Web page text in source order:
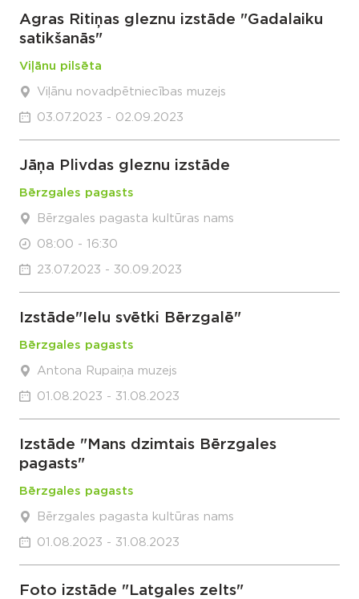
Agras Ritiņas gleznu izstāde "Gadalaiku
satikšanās"
Viļānu pilsēta
Viļānu novadpētniecības muzejs
03.07.2023 - 02.09.2023
Jāņa Plivdas gleznu izstāde
Bērzgales pagasts
Bērzgales pagasta kultūras nams
08:00 - 16:30
23.07.2023 - 30.09.2023
Izstāde"Ielu svētki Bērzgalē"
Bērzgales pagasts
Antona Rupaiņa muzejs
01.08.2023 - 31.08.2023
Izstāde "Mans dzimtais Bērzgales
pagasts"
Bērzgales pagasts
Bērzgales pagasta kultūras nams
01.08.2023 - 31.08.2023
Foto izstāde "Latgales zelts"